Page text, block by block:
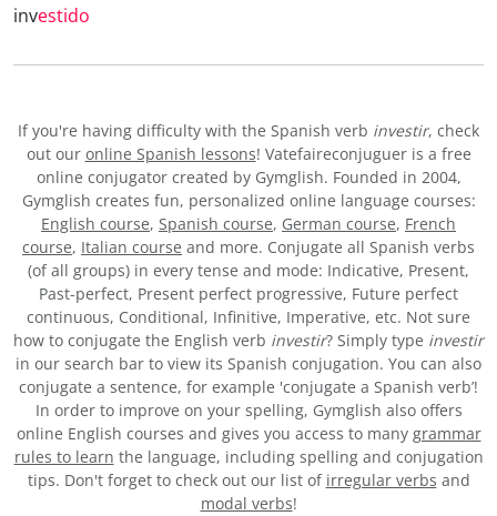
investido
If you're having difficulty with the Spanish verb investir, check
out our online Spanish lessons! Vatefaireconjuguer is a free
online conjugator created by Gymglish. Founded in 2004,
Gymglish creates fun, personalized online language courses:
English course, Spanish course, German course, French
course, Italian course and more. Conjugate all Spanish verbs
(of all groups) in every tense and mode: Indicative, Present,
Past-perfect, Present perfect progressive, Future perfect
continuous, Conditional, Infinitive, Imperative, etc. Not sure
how to conjugate the English verb investir? Simply type investir
in our search bar to view its Spanish conjugation. You can also
conjugate a sentence, for example 'conjugate a Spanish verb’!
In order to improve on your spelling, Gymglish also offers
online English courses and gives you access to many grammar
rules to learn the language, including spelling and conjugation
tips. Don't forget to check out our list of irregular verbs and
modal verbs!